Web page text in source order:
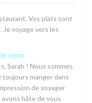
Vos plats sont
voyage vers les
review
Sarah ! Nous sommes
toujours manger dans
de voyager
hâte de vous